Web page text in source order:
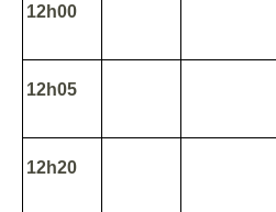
12h00
12h05
12h20